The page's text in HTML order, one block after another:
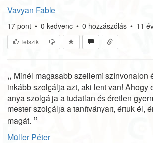
Vavyan Fable
17 pont • 0 kedvenc • 0 hozzászólás • 11
Tetszik
„ Minél magasabb szellemi színvonalon
inkább szolgálja azt, aki lent van! Ahogy
anya szolgálja a tudatlan és éretlen
mester szolgálja a tanítványait, értük él,
magát. ”
Müller Péter